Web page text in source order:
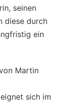
seinen
diese durch
ein
Martin
sich im